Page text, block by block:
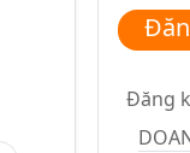
Đăng